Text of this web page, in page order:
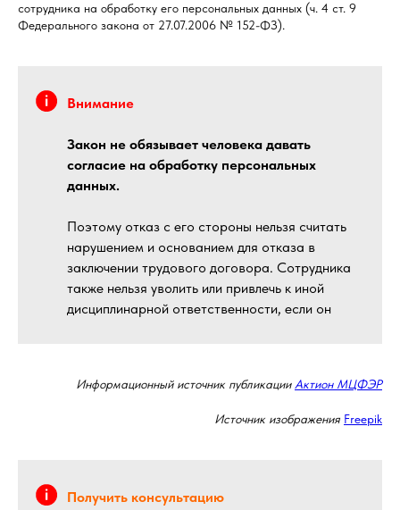
сотрудника на обработку его персональных данных (ч. 4 ст. 9
Федерального закона от 27.07.2006 № 152-ФЗ).
Внимание
Закон не обязывает человека давать
согласие на обработку персональных
данных.
Поэтому отказ с его стороны нельзя считать
нарушением и основанием для отказа в
заключении трудового договора. Сотрудника
также нельзя уволить или привлечь к иной
дисциплинарной ответственности, если он
Информационный источник публикации Актион МЦФЭР
Источник изображения Freepik
Получить консультацию